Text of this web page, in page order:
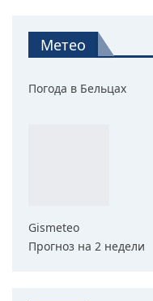
Метео
Погода в Бельцах
Gismeteo
Прогноз на 2 недели